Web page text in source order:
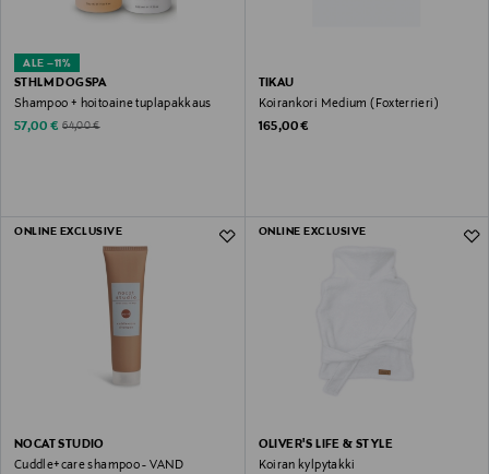
ALE –11%
STHLM DOGSPA
Shampoo + hoitoaine tuplapakkaus
Discounted Price
57,00 € Original Price
64,00 €
TIKAU
Koirankori Medium (Foxterrieri)
Original Price
165,00 €
ONLINE EXCLUSIVE
NOCAT STUDIO
Cuddle+care shampoo - VAND
ONLINE EXCLUSIVE
OLIVER'S LIFE & STYLE
Koiran kylpytakki